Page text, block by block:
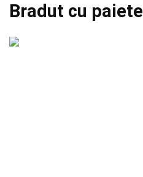
Bradut cu paiete